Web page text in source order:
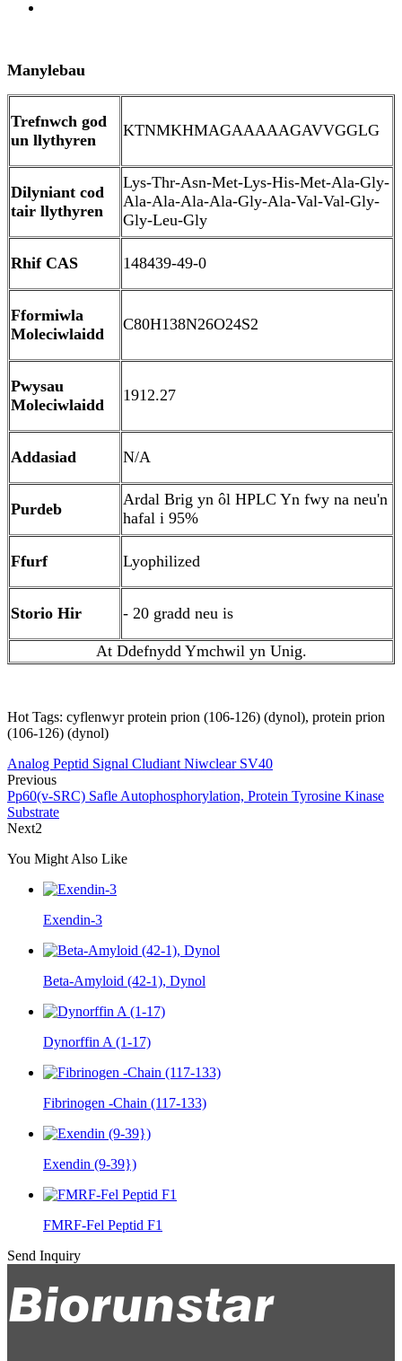
Manylebau
Trefnwch god
un llythyren
KTNMKHMAGAAAAAGAVVGGLG
Dilyniant cod
tair llythyren
Lys-Thr-Asn-Met-Lys-His-Met-Ala-Gly-
Ala-Ala-Ala-Ala-Gly-Ala-Val-Val-Gly-
Gly-Leu-Gly
Rhif CAS 148439-49-0
Fformiwla
Moleciwlaidd
C80H138N26O24S2
Pwysau
Moleciwlaidd
1912.27
Addasiad N/A
Purdeb
Ardal Brig yn ôl HPLC Yn fwy na neu'n
hafal i 95%
Ffurf Lyophilized
Storio Hir - 20 gradd neu is
At Ddefnydd Ymchwil yn Unig.
Hot Tags: cyflenwyr protein prion (106-126) (dynol), protein prion
(106-126) (dynol)
Analog Peptid Signal Cludiant Niwclear SV40
Previous
Pp60(v-SRC) Safle Autophosphorylation, Protein Tyrosine Kinase
Substrate
Next2
You Might Also Like
Exendin-3
Beta-Amyloid (42-1), Dynol
Dynorffin A (1-17)
Fibrinogen -Chain (117-133)
Exendin (9-39})
FMRF-Fel Peptid F1
Send Inquiry